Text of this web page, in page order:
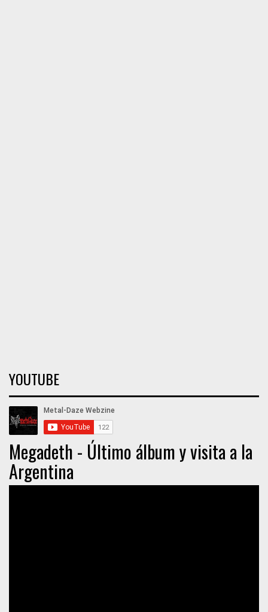
YOUTUBE
Megadeth - Último álbum y visita a la
Argentina